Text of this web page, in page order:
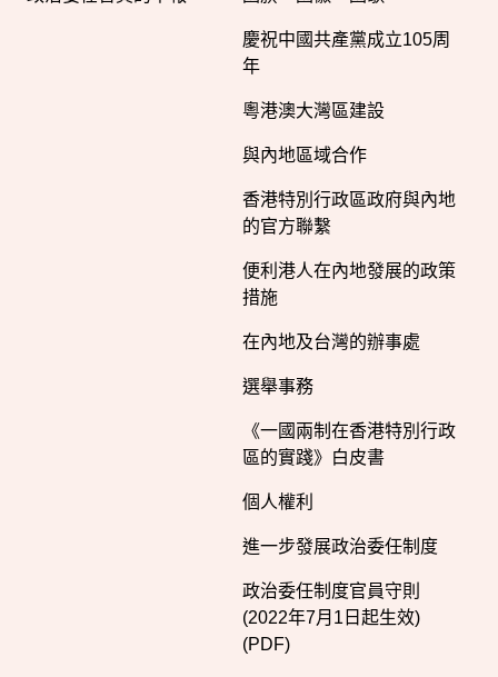
慶祝中國共產黨成立105周
年
粵港澳大灣區建設
與內地區域合作
香港特別行政區政府與內地
的官方聯繫
便利港人在內地發展的政策
措施
在內地及台灣的辦事處
選舉事務
《一國兩制在香港特別行政
區的實踐》白皮書
個人權利
進一步發展政治委任制度
政治委任制度官員守則
(2022年7月1日起生效)
(PDF)